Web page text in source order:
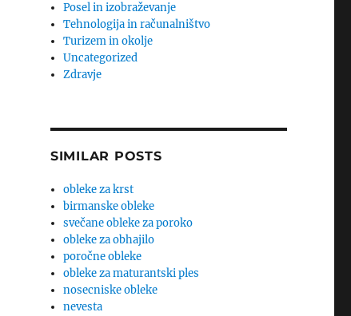
Posel in izobraževanje
Tehnologija in računalništvo
Turizem in okolje
Uncategorized
Zdravje
SIMILAR POSTS
obleke za krst
birmanske obleke
svečane obleke za poroko
obleke za obhajilo
poročne obleke
obleke za maturantski ples
nosecniske obleke
nevesta